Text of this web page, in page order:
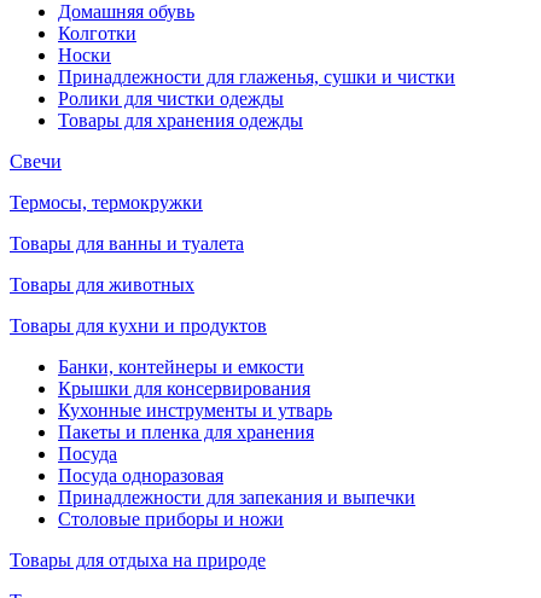
Домашняя обувь
Колготки
Носки
Принадлежности для глаженья, сушки и чистки
Ролики для чистки одежды
Товары для хранения одежды
Свечи
Термосы, термокружки
Товары для ванны и туалета
Товары для животных
Товары для кухни и продуктов
Банки, контейнеры и емкости
Крышки для консервирования
Кухонные инструменты и утварь
Пакеты и пленка для хранения
Посуда
Посуда одноразовая
Принадлежности для запекания и выпечки
Столовые приборы и ножи
Товары для отдыха на природе